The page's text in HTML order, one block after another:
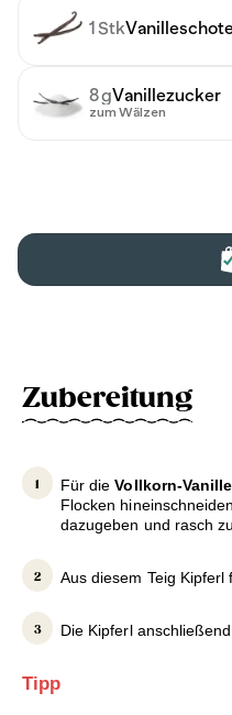
Zubereitung
Für dieVollkorn-
Flocken
dazugeben und rasch
Aus diesem Teig
Die Kipferl
Tipp